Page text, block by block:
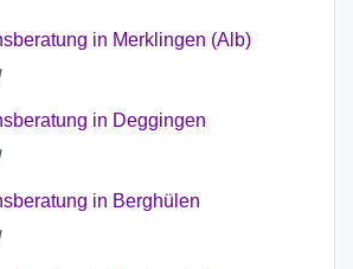
in Merklingen (Alb)
in Deggingen
in Berghülen